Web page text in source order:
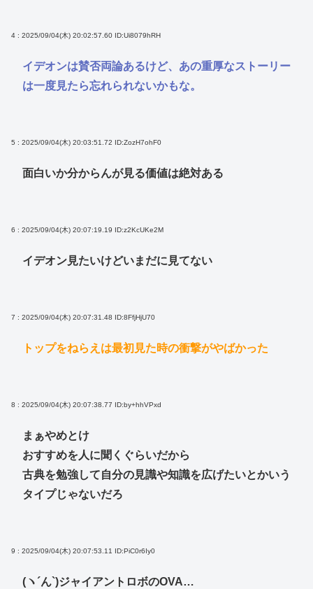
4 : 2025/09/04(木) 20:02:57.60 ID:Ui8079hRH
イデオンは賛否両論あるけど、あの重厚なストーリー
は一度見たら忘れられないかもな。
5 : 2025/09/04(木) 20:03:51.72 ID:ZozH7ohF0
面白いか分からんが見る価値は絶対ある
6 : 2025/09/04(木) 20:07:19.19 ID:z2KcUKe2M
イデオン見たいけどいまだに見てない
7 : 2025/09/04(木) 20:07:31.48 ID:8FfjHjU70
トップをねらえは最初見た時の衝撃がやばかった
8 : 2025/09/04(木) 20:07:38.77 ID:by+hhVPxd
まぁやめとけ
おすすめを人に聞くぐらいだから
古典を勉強して自分の見識や知識を広げたいとかいう
タイプじゃないだろ
9 : 2025/09/04(木) 20:07:53.11 ID:PiC0r6Iy0
(ヽ´ん`)ジャイアントロボのOVA…